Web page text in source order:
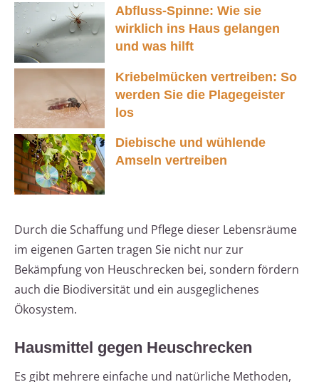
Abfluss-Spinne: Wie sie
wirklich ins Haus gelangen
und was hilft
Kriebelmücken vertreiben: So
werden Sie die Plagegeister
los
Diebische und wühlende
Amseln vertreiben
Durch die Schaffung und Pflege dieser Lebensräume
im eigenen Garten tragen Sie nicht nur zur
Bekämpfung von Heuschrecken bei, sondern fördern
auch die Biodiversität und ein ausgeglichenes
Ökosystem.
Hausmittel gegen Heuschrecken
Es gibt mehrere einfache und natürliche Methoden,